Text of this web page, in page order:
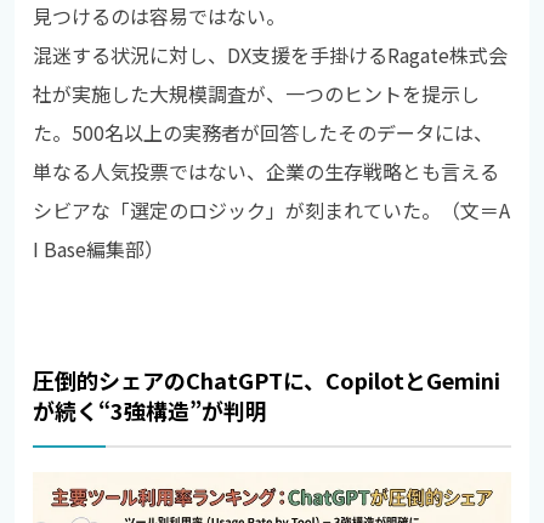
見つけるのは容易ではない。
混迷する状況に対し、DX支援を手掛けるRagate株式会
社が実施した大規模調査が、一つのヒントを提示し
た。500名以上の実務者が回答したそのデータには、
単なる人気投票ではない、企業の生存戦略とも言える
シビアな「選定のロジック」が刻まれていた。（文＝A
I Base編集部）
圧倒的シェアのChatGPTに、CopilotとGemini
が続く“3強構造”が判明